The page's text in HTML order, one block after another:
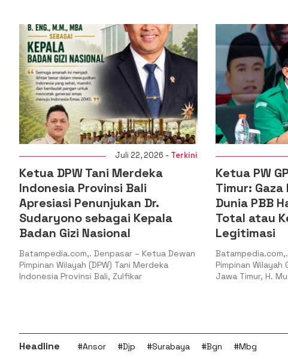
Juli 22, 2026 -Terkini
Ketua PW GP Ansor Jawa
Timur: Gaza Menguji Nurani
Dunia PBB Harus Reformasi
Total atau Kehilangan
Legitimasi
Batampedia.com,. Surabaya – Ketua
Pimpinan Wilayah Gerakan Pemuda Ansor
Jawa Timur, H. Musaffa Safril,
PKC PMII
PMII
Berada
Koordinator
Mahasiswa
Riau
Headline #Ansor #Djp #Surabaya #Bgn #Mbg